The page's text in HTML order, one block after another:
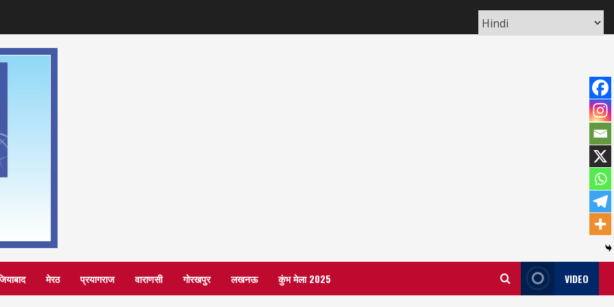
मेरठ प्रयागराज वाराणसी गोरखपुर लखनऊ कुंभ मेला 2025 VIDEO